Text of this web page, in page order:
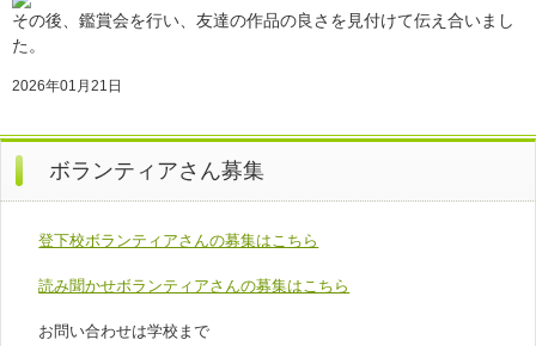
その後、鑑賞会を行い、友達の作品の良さを見付けて伝え合いまし
た。
2026年01月21日
ボランティアさん募集
登下校ボランティアさんの募集はこちら
読み聞かせボランティアさんの募集はこちら
お問い合わせは学校まで